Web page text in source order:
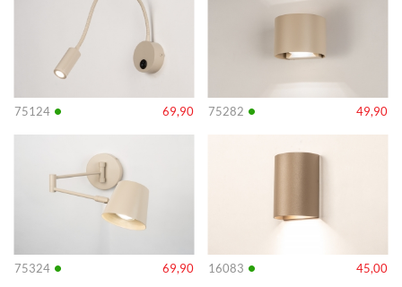
75124 • 69,90 75282 • 49,90
75324 • 69,90
Info
16083 • 45,00